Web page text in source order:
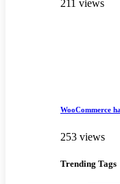
211 views
WooCommerce
253 views
Trending Tags